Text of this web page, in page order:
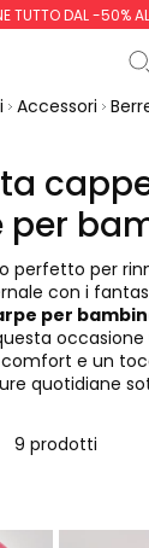
TUTTO DAL -50%
Accessori
per
perfetto per
con i
per
occasione
e un
quotidiane
9 prodotti